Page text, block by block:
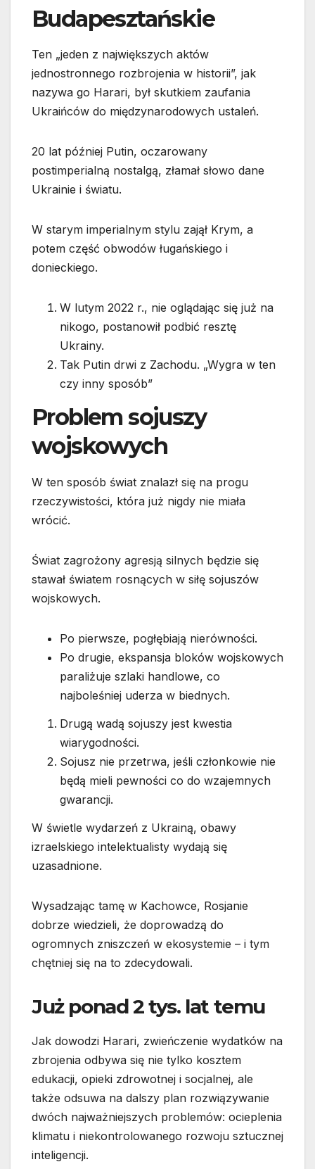
Budapesztańskie
Ten „jeden z największych aktów
jednostronnego rozbrojenia w historii”, jak
nazywa go Harari, był skutkiem zaufania
Ukraińców do międzynarodowych ustaleń.
20 lat później Putin, oczarowany
postimperialną nostalgą, złamał słowo dane
Ukrainie i światu.
W starym imperialnym stylu zajął Krym, a
potem część obwodów ługańskiego i
donieckiego.
W lutym 2022 r., nie oglądając się już na
nikogo, postanowił podbić resztę
Ukrainy.
Tak Putin drwi z Zachodu. „Wygra w ten
czy inny sposób”
Problem sojuszy
wojskowych
W ten sposób świat znalazł się na progu
rzeczywistości, która już nigdy nie miała
wrócić.
Świat zagrożony agresją silnych będzie się
stawał światem rosnących w siłę sojuszów
wojskowych.
Po pierwsze, pogłębiają nierówności.
Po drugie, ekspansja bloków wojskowych
paraliżuje szlaki handlowe, co
najboleśniej uderza w biednych.
Drugą wadą sojuszy jest kwestia
wiarygodności.
Sojusz nie przetrwa, jeśli członkowie nie
będą mieli pewności co do wzajemnych
gwarancji.
W świetle wydarzeń z Ukrainą, obawy
izraelskiego intelektualisty wydają się
uzasadnione.
Wysadzając tamę w Kachowce, Rosjanie
dobrze wiedzieli, że doprowadzą do
ogromnych zniszczeń w ekosystemie – i tym
chętniej się na to zdecydowali.
Już ponad 2 tys. lat temu
Jak dowodzi Harari, zwieńczenie wydatków na
zbrojenia odbywa się nie tylko kosztem
edukacji, opieki zdrowotnej i socjalnej, ale
także odsuwa na dalszy plan rozwiązywanie
dwóch najważniejszych problemów: ocieplenia
klimatu i niekontrolowanego rozwoju sztucznej
inteligencji.